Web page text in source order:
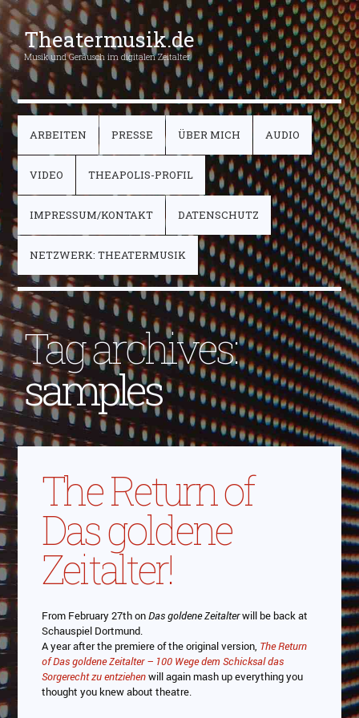
Theatermusik.de
Musik und Geräusch im digitalen Zeitalter
ARBEITEN PRESSE ÜBER MICH AUDIO
VIDEO THEAPOLIS-PROFIL
IMPRESSUM/KONTAKT DATENSCHUTZ
NETZWERK: THEATERMUSIK
Tag archives:
samples
The Return of
Das goldene
Zeitalter!
From February 27th onDas goldene Zeitalterwill be back at
Schauspiel Dortmund.
A year after the premiere of the original version, The Return
of Das goldene Zeitalter – 100 Wege dem Schicksal das
Sorgerecht zu entziehenwill again mash up everything you
thought you knew about theatre.